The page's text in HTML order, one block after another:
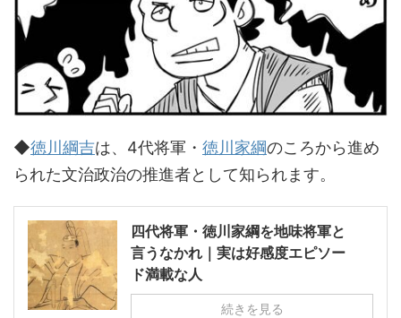
◆徳川綱吉は、4代将軍・ 徳川家綱のころから進め
られた文治政治の推進者として知られます。
四代将軍・徳川家綱を地味将軍と
言うなかれ｜実は好感度エピソー
ド満載な人
続きを見る